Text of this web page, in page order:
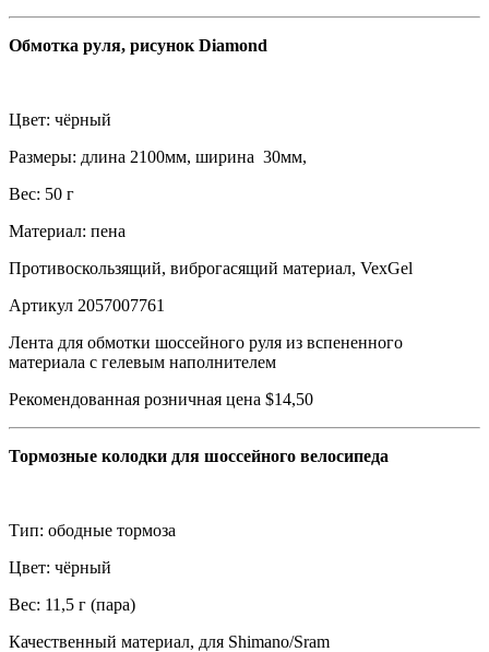
Обмотка руля, рисунок Diamond
Цвет: чёрный
Размеры: длина 2100мм, ширина 30мм,
Вес: 50 г
Материал: пена
Противоскользящий, виброгасящий материал, VexGel
Артикул 2057007761
Лента для обмотки шоссейного руля из вспененного
материала с гелевым наполнителем
Рекомендованная розничная цена $14,50
Тормозные колодки для шоссейного велосипеда
Тип: ободные тормоза
Цвет: чёрный
Вес: 11,5 г (пара)
Качественный материал, для Shimano/Sram